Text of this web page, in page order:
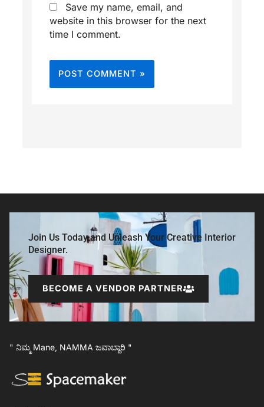
Save my name, email, and
website in this browser for the next
time I comment.
Join Us Today and Unleash Your Creative Interior
Designer.
BECOME A VENDOR PARTNER
" ನಿಮ್ಮ Mane, NAMMA ಜವಾಬ್ದಾರಿ "